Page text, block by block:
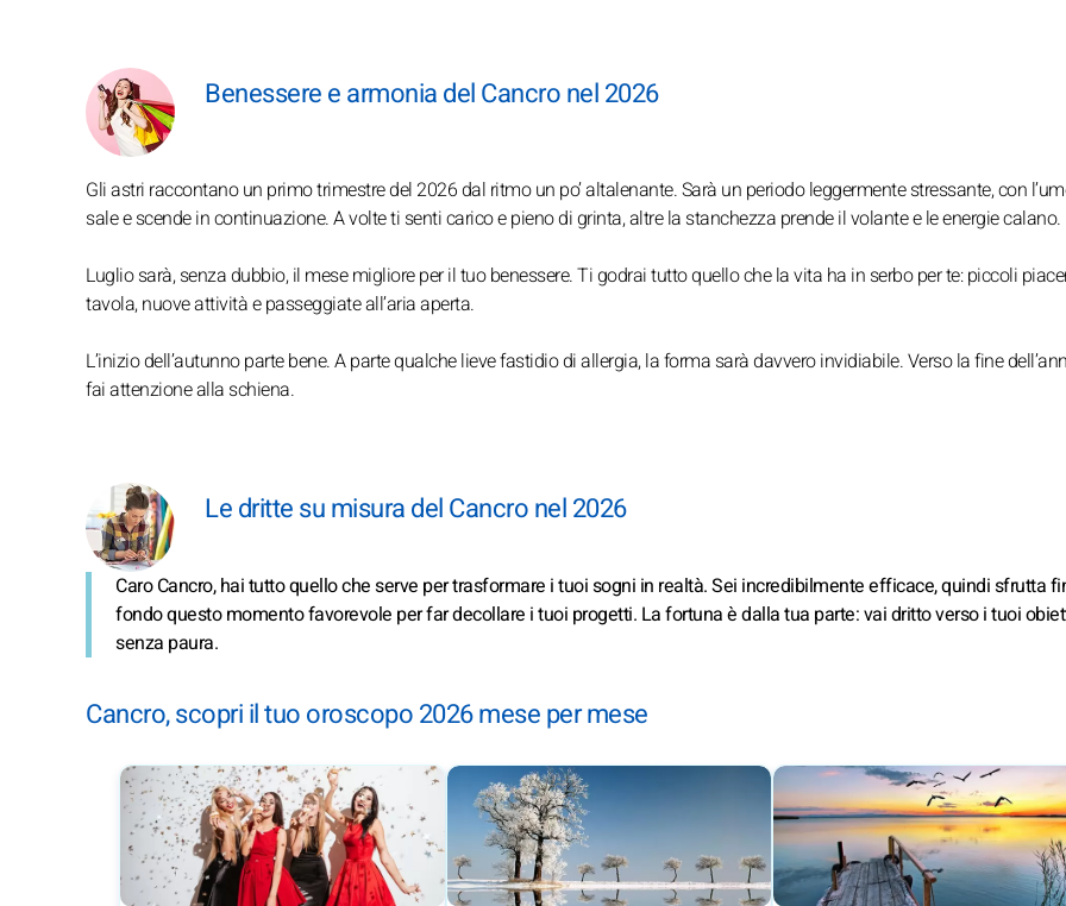
Benessere e armonia del Cancro nel 2026
Gli astri raccontano un primo trimestre del 2026 dal ritmo un po’ altalenante. Sarà un periodo leggermente stressante, con
sale e scende in continuazione. A volte ti senti carico e pieno di grinta, altre la stanchezza prende il volante e le energie calano.
Luglio sarà, senza dubbio, il mese migliore per il tuo benessere. Ti godrai tutto quello che la vita ha in serbo per te: piccoli
tavola, nuove attività e passeggiate all’aria aperta.
L’inizio dell’autunno parte bene. A parte qualche lieve fastidio di allergia, la forma sarà davvero invidiabile. Verso la fine
fai attenzione alla schiena.
Le dritte su misura del Cancro nel 2026
Caro Cancro, hai tutto quello che serve per trasformare i tuoi sogni in realtà. Sei incredibilmente efficace, quindi sfrutta
fondo questo momento favorevole per far decollare i tuoi progetti. La fortuna è dalla tua parte: vai dritto verso i tuoi
senza paura.
Cancro, scopri il tuo oroscopo 2026 mese per mese